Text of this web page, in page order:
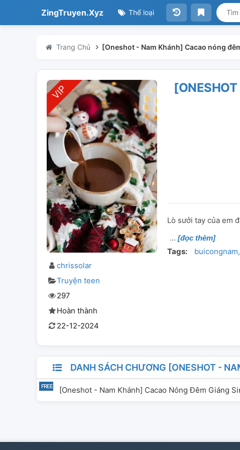
ZingTruyen.Xyz Thể loại
Trang Chủ [Oneshot - Nam Khánh] Cacao nóng
chrissolar
Truyện teen
297
Hoàn thành
22-12-2024
Lò sưởi tay của em
[đọc thêm]
Tags: buicongnam
DANH SÁCH CHƯƠNG [ONESHOT -
[Oneshot - Nam Khánh] Cacao Nóng Đêm Giáng